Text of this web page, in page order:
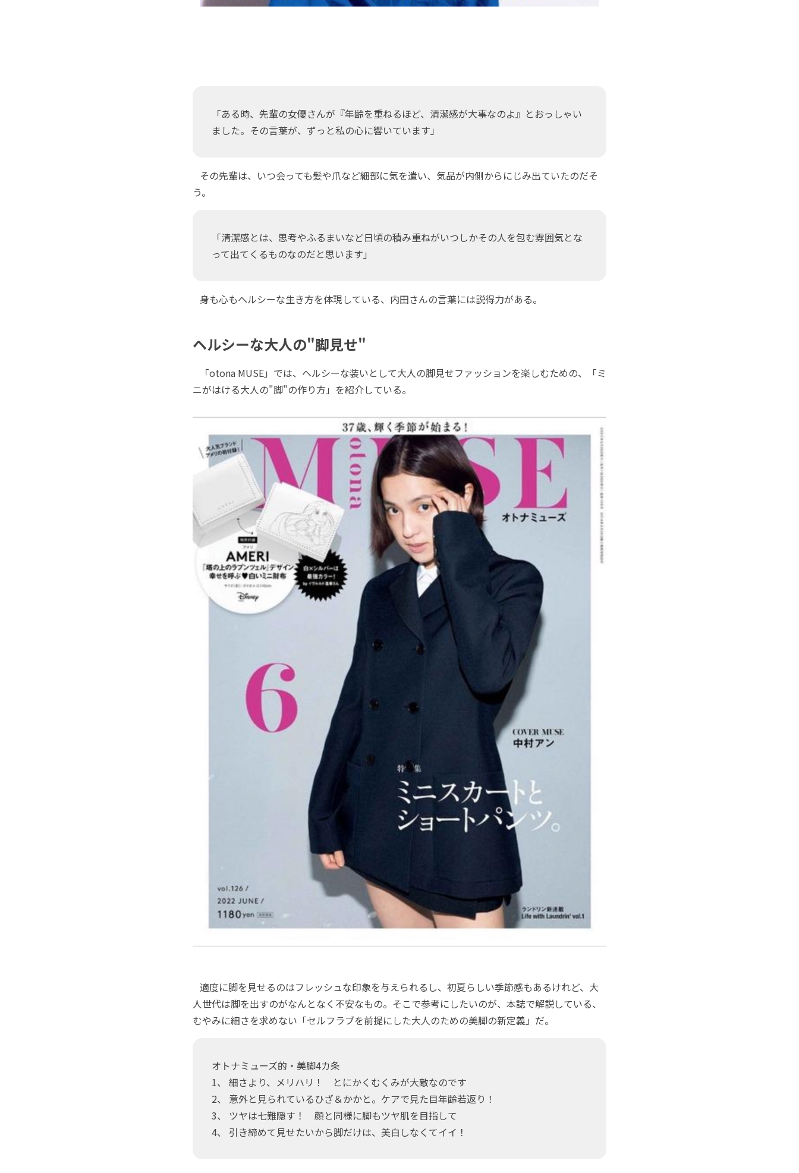
「ある時、先輩の女優さんが『年齢を重ねるほど、清潔感が大事なのよ』とおっしゃい
ました。その言葉が、ずっと私の心に響いています」
その先輩は、いつ会っても髪や爪など細部に気を遣い、気品が内側からにじみ出ていたのだそ
う。
「清潔感とは、思考やふるまいなど日頃の積み重ねがいつしかその人を包む雰囲気とな
って出てくるものなのだと思います」
身も心もヘルシーな生き方を体現している、内田さんの言葉には説得力がある。
ヘルシーな大人の"脚見せ"
「otona MUSE」では、ヘルシーな装いとして大人の脚見せファッションを楽しむための、「ミ
ニがはける大人の"脚"の作り方」を紹介している。
適度に脚を見せるのはフレッシュな印象を与えられるし、初夏らしい季節感もあるけれど、大
人世代は脚を出すのがなんとなく不安なもの。そこで参考にしたいのが、本誌で解説している、
むやみに細さを求めない「セルフラブを前提にした大人のための美脚の新定義」だ。
オトナミューズ的・美脚4カ条
1、 細さより、メリハリ！ とにかくむくみが大敵なのです
2、 意外と見られているひざ＆かかと。ケアで見た目年齢若返り！
3、 ツヤは七難隠す！ 顔と同様に脚もツヤ肌を目指して
4、 引き締めて見せたいから脚だけは、美白しなくてイイ！